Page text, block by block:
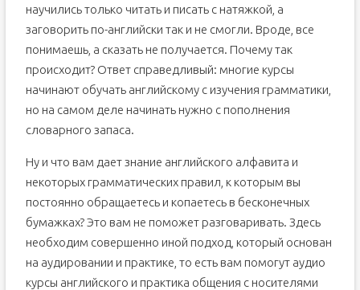
Английский язык учить самостоятельно онлайн с нуля
научились только читать и писать с натяжкой, а
заговорить по-английски так и не смогли. Вроде, все
понимаешь, а сказать не получается. Почему так
происходит? Ответ справедливый: многие курсы
начинают обучать английскому с изучения грамматики,
но на самом деле начинать нужно с пополнения
словарного запаса.
Ну и что вам дает знание английского алфавита и
некоторых грамматических правил, к которым вы
постоянно обращаетесь и копаетесь в бесконечных
бумажках? Это вам не поможет разговаривать. Здесь
необходим совершенно иной подход, который основан
на аудировании и практике, то есть вам помогут аудио
курсы английского и практика общения с носителями